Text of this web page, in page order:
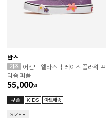
반스
어센틱 엘라스틱 레이스 플라워 프
리즘 퍼플
55,000원
SIZE